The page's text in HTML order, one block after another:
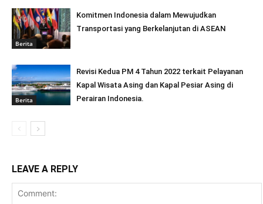
Berita
Komitmen Indonesia dalam Mewujudkan
Transportasi yang Berkelanjutan di ASEAN
Berita
Revisi Kedua PM 4 Tahun 2022 terkait Pelayanan
Kapal Wisata Asing dan Kapal Pesiar Asing di
Perairan Indonesia.
LEAVE A REPLY